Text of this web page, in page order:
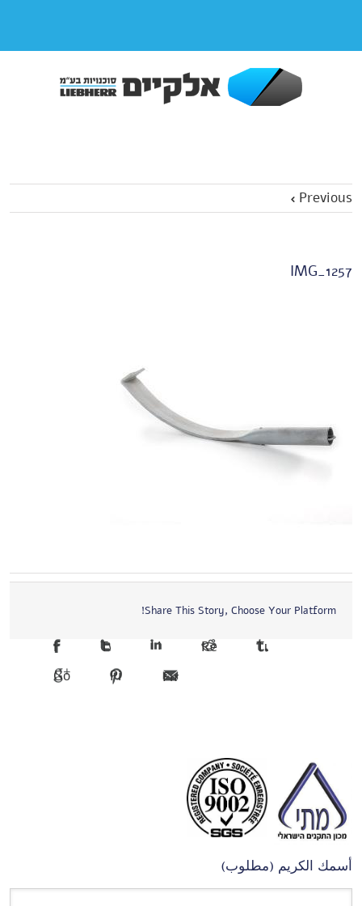
Previous
IMG_1257
Share This Story, Choose Your Platform!
FacebookTwitter LinkedInReddit
Tumblr
Google +1PinterestEmail
أسمك الكريم (مطلوب)